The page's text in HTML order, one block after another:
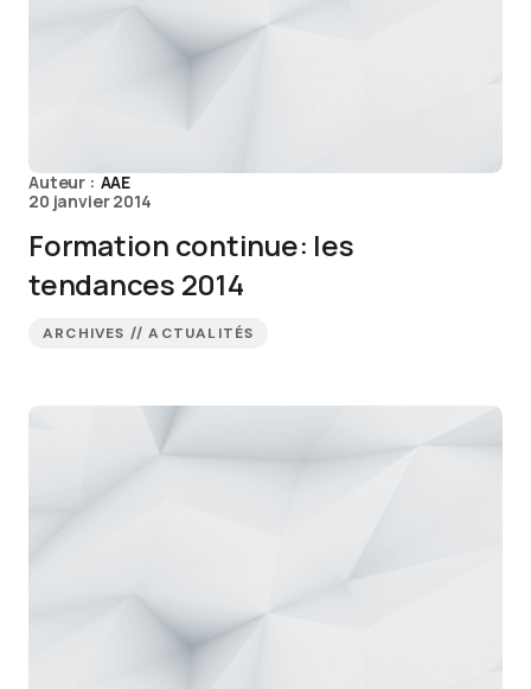
Auteur : AAE
20 janvier 2014
Formation continue: les
tendances 2014
ARCHIVES // ACTUALITÉS